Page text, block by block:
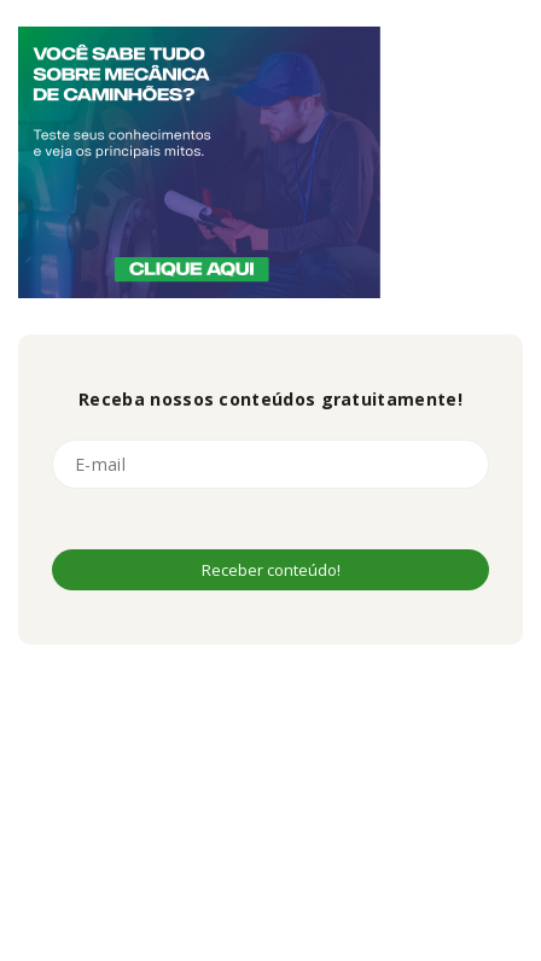
Receba nossos conteúdos gratuitamente!